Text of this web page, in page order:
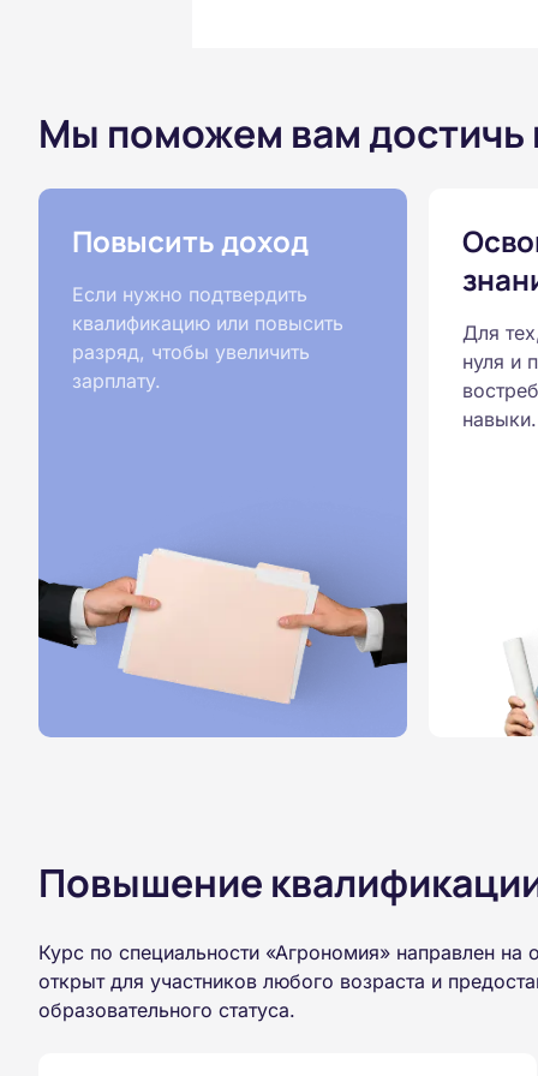
Мы поможем вам достичь
Повысить доход
Если нужно подтвердить
квалификацию или повысить
разряд, чтобы увеличить
зарплату.
Для
нуля и
навыки.
Повышение
Курс по специальности «Агрономия» направлен
открыт для участников любого возраста и
образовательного статуса.